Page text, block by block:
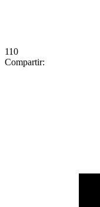
110
Compartir: